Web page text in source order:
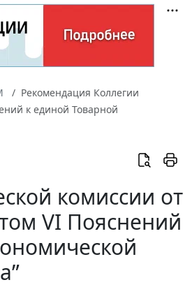
Рекомендация Коллегии
к единой Товарной
комиссии от
VI Пояснений